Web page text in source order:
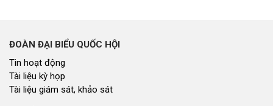
ĐOÀN ĐẠI BIỂU QUỐC HỘI
Tin hoạt động
Tài liệu kỳ họp
Tài liệu giám sát, khảo sát